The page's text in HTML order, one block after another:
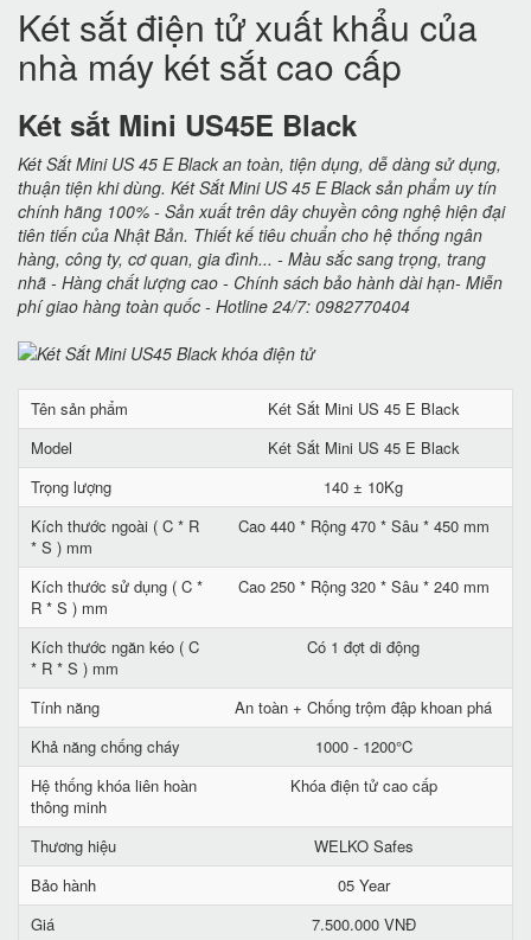
Két sắt điện tử xuất khẩu của
nhà máy két sắt cao cấp
Két sắt Mini US45E Black
Két Sắt Mini US 45 E Black an toàn, tiện dụng, dễ dàng sử dụng,
thuận tiện khi dùng. Két Sắt Mini US 45 E Black sản phẩm uy tín
chính hãng 100% - Sản xuất trên dây chuyền công nghệ hiện đại
tiên tiến của Nhật Bản. Thiết kế tiêu chuẩn cho hệ thống ngân
hàng, công ty, cơ quan, gia đình... - Màu sắc sang trọng, trang
nhã - Hàng chất lượng cao - Chính sách bảo hành dài hạn- Miễn
phí giao hàng toàn quốc - Hotline 24/7: 0982770404
Tên sản phẩm
Két Sắt Mini US 45 E Black
Model
Két Sắt Mini US 45 E Black
Trọng lượng
140 ± 10Kg
Kích thước ngoài ( C * R
* S ) mm
Cao 440 * Rộng 470 * Sâu * 450 mm
Kích thước sử dụng ( C *
R * S ) mm
Cao 250 * Rộng 320 * Sâu * 240 mm
Kích thước ngăn kéo ( C
* R * S ) mm
Có 1 đợt di động
Tính năng
An toàn + Chống trộm đập khoan phá
Khả năng chống cháy
1000 - 1200°C
Hệ thống khóa liên hoàn
thông minh
Khóa điện tử cao cấp
Thương hiệu
WELKO Safes
Bảo hành
05 Year
Giá
7.500.000 VNĐ